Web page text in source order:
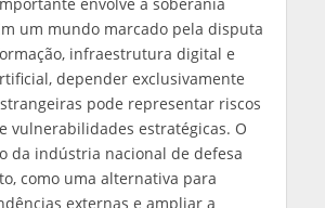
um mundo marcado pela disputa
infraestrutura digital e
depender exclusivamente
pode representar riscos
vulnerabilidades estratégicas. O
da indústria nacional de defesa
como uma alternativa para
externas e ampliar a